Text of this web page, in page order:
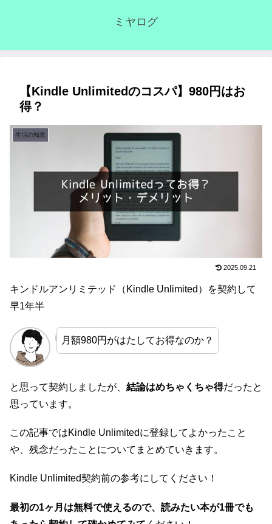
ミヤログ
【Kindle Unlimitedのコスパ】980円はお
得？
生活の知恵
2025.09.21
キンドルアンリミテッド（Kindle Unlimited）を契約して
早1年半
月額980円がはたしてお得なのか？
と思って契約しましたが、 結論はめちゃくちゃ得だったと
思っています。
この記事ではKindle Unlimitedに登録してよかったこと
や、残念だったことについてまとめていきます。
Kindle Unlimited契約前の参考にしてください！
最初の1ヶ月は無料で使えるので、読みたい本が1冊でも